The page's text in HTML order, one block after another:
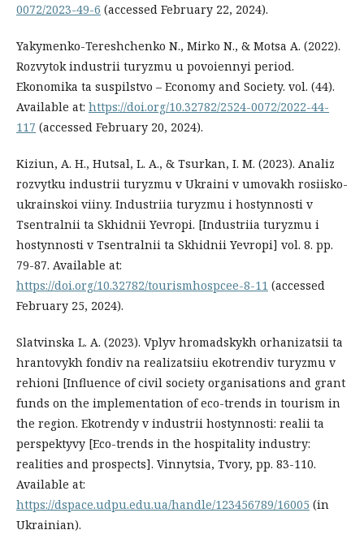
0072/2023-49-6 (accessed February 22, 2024).
Yakymenko-Tereshchenko N., Mirko N., & Motsa A. (2022).
Rozvytok industrii turyzmu u povoiennyi period.
Ekonomika ta suspilstvo – Economy and Society. vol. (44).
Available at: https://doi.org/10.32782/2524-0072/2022-44-
117 (accessed February 20, 2024).
Kiziun, A. H., Hutsal, L. A., & Tsurkan, I. M. (2023). Analiz
rozvytku industrii turyzmu v Ukraini v umovakh rosiisko-
ukrainskoi viiny. Industriia turyzmu i hostynnosti v
Tsentralnii ta Skhidnii Yevropi. [Industriia turyzmu i
hostynnosti v Tsentralnii ta Skhidnii Yevropi] vol. 8. pp.
79-87. Available at:
https://doi.org/10.32782/tourismhospcee-8-11 (accessed
February 25, 2024).
Slatvinska L. A. (2023). Vplyv hromadskykh orhanizatsii ta
hrantovykh fondiv na realizatsiiu ekotrendiv turyzmu v
rehioni [Influence of civil society organisations and grant
funds on the implementation of eco-trends in tourism in
the region. Ekotrendy v industrii hostynnosti: realii ta
perspektyvy [Eco-trends in the hospitality industry:
realities and prospects]. Vinnytsia, Tvory, pp. 83-110.
Available at:
https://dspace.udpu.edu.ua/handle/123456789/16005 (in
Ukrainian).